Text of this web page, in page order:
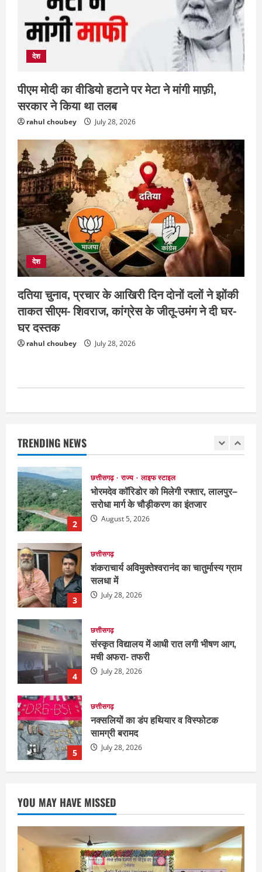
देश
पीएम मोदी का वीडियो हटाने पर मेटा ने मांगी माफ़ी,
सरकार ने किया था तलब
rahul choubey July 28, 2026
देश
दतिया चुनाव, प्रचार के आखिरी दिन दोनों दलों ने झोंकी
ताकत सीएम- शिवराज, कांग्रेस के जीतू-उमंग ने दी घर-
घर दस्तक
rahul choubey July 28, 2026
TRENDING NEWS
2
छत्तीसगढ़ राज्य
भोरमदेव कॉरिडोर को मिलेगी रफ्तार, लालपुर–
सरोधा मार्ग के चौड़ीकरण का इंतजार
3
शंकराचार्य अविमुक्तेश्वरानंद का चातुर्मास्य ग्राम
सलधा में
July 28, 2026
छत्तीसगढ़
संस्कृत विद्यालय में आधी रात लगी भीषण आग,
मची अफरा- तफरी
July 28, 2026
5
छत्तीसगढ़
नक्सलियों का डंप हथियार व विस्फोटक
सामग्री बरामद
July 28, 2026
1
छत्तीसगढ़ राज्य
2
3
छत्तीसगढ़
शंकराचार्य अविमुक्तेश्वरानंद का चातुर्मास्य ग्राम
सलधा में
4
छत्तीसगढ़
संस्कृत विद्यालय में आधी रात लगी भीषण आग,
मची अफरा- तफरी
5
छत्तीसगढ़
नक्सलियों का डंप हथियार व विस्फोटक
सामग्री बरामद
1
छत्तीसगढ़ राज्य
रायपुर में “लक्ष्य” द्वारा भव्य प्रतिभा सम्मान एवं
करियर मार्गदर्शन कार्यक्रम संपन्न
2
छत्तीसगढ़
भोरमदेव कॉरिडोर को मिलेगी रफ्तार, लालपुर–
सरोधा मार्ग के चौड़ीकरण का इंतजार
August 5, 2026
YOU MAY HAVE MISSED